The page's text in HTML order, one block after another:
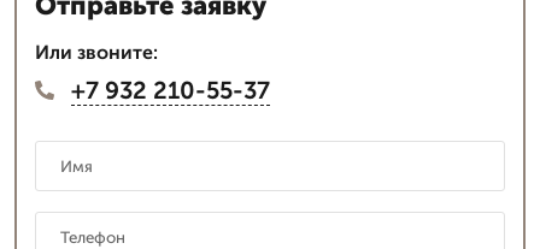
Или звоните:
+7 932 210-55-37